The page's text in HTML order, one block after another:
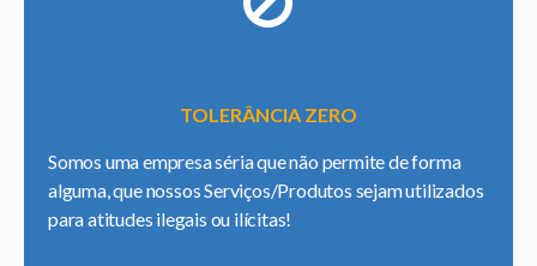
TOLERÂNCIA ZERO
Somos uma empresa séria que não permite de forma
alguma, que nossos Serviços/Produtos sejam utilizados
para atitudes ilegais ou ilícitas!